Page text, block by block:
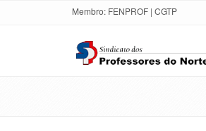
Membro: FENPROF | CGTP